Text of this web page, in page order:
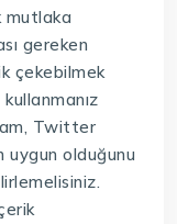
mutlaka
gereken
çekebilmek
Twitter
uygun olduğunu